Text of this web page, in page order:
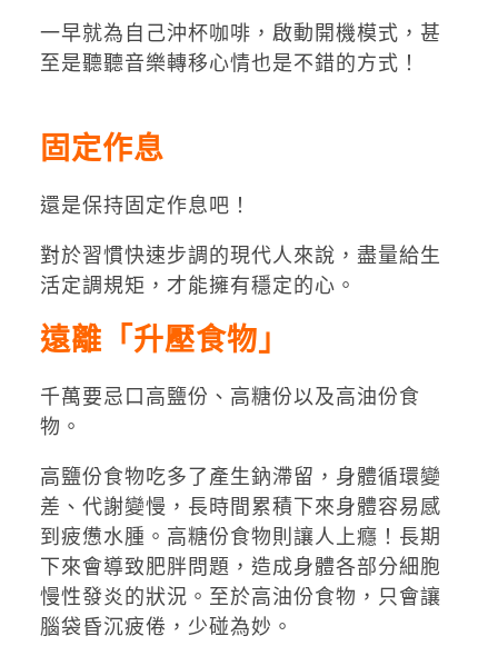
一早就為自己沖杯咖啡，啟動開機模式，甚
至是聽聽音樂轉移心情也是不錯的方式！
固定作息
還是保持固定作息吧！
對於習慣快速步調的現代人來說，盡量給生
活定調規矩，才能擁有穩定的心。
遠離「升壓食物」
千萬要忌口高鹽份、高糖份以及高油份食
物。
高鹽份食物吃多了產生鈉滯留，身體循環變
差、代謝變慢，長時間累積下來身體容易感
到疲憊水腫。高糖份食物則讓人上癮！長期
下來會導致肥胖問題，造成身體各部分細胞
慢性發炎的狀況。至於高油份食物，只會讓
腦袋昏沉疲倦，少碰為妙。